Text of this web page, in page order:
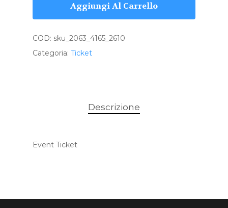
Aggiungi Al Carrello
COD: sku_2063_4165_2610
Categoria: Ticket
Descrizione
Event Ticket